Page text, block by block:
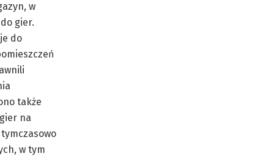
w
gier.
do
także
na
w tym